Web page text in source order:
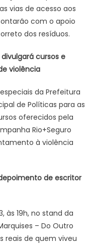
vias de acesso aos
com o apoio
dos resíduos.
cursos e
violência
da Prefeitura
de Políticas para as
oferecidos pela
Rio+Seguro
à violência
de escritor
às 19h, no stand da
– Do Outro
reais de quem viveu